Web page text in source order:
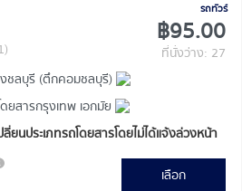
รถทัวร์
฿95.00
ที่นั่งว่าง: 27
ชลบุรี (ตึกคอมชลบุรี)
ยสารกรุงเทพ เอกมัย
นประเภทรถโดยสารโดยไม่ได้แจ้งล่วงหน้า
เลือก